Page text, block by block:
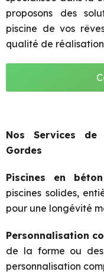
proposons des
piscine de vos
qualité de
Nos Services de
Gordes
Piscines en
piscines solides,
pour une longévité
Personnalisation
de la forme ou des
personnalisation